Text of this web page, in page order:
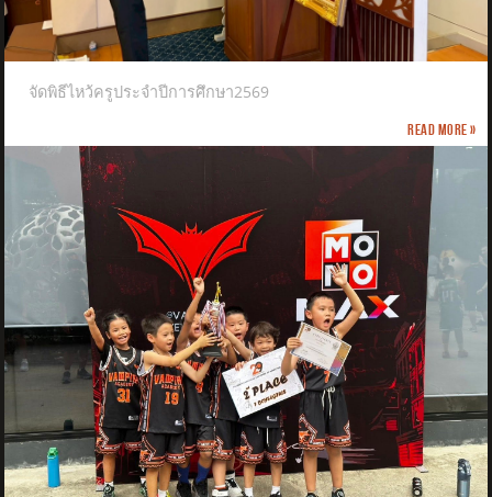
จัดพิธีไหว้ครูประจำปีการศึกษา2569
Read more »